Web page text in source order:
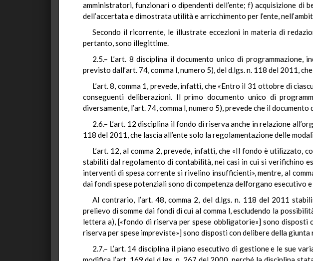
amministratori, funzionari o dipendenti dell’ente; f) acquisizione di
dell’accertata e dimostrata utilità e arricchimento per l’ente,
Secondo il ricorrente, le illustrate eccezioni in materia di
pertanto, sono illegittime.
2.5.– L’art. 8 disciplina il documento unico di
previsto dall’art. 74, comma l, numero 5), del d.lgs. n. 118 del 2011,
L’art. 8, comma 1, prevede, infatti, che «Entro il 31 ottobre di
conseguenti deliberazioni. Il primo documento unico di
diversamente, l’art. 74, comma l, numero 5), prevede che il
2.6.– L’art. 12 disciplina il fondo di riserva anche in relazione
118 del 2011, che lascia all’ente solo la regolamentazione delle
L’art. 12, al comma 2, prevede, infatti, che «Il fondo è utilizzato,
stabiliti dal regolamento di contabilità, nei casi in cui si verifichino
interventi di spesa corrente si rivelino insufficienti», mentre, al
dai fondi spese potenziali sono di competenza dell’organo esecutivo
Al contrario, l’art. 48, comma 2, del d.lgs. n. 118 del 2011
prelievo di somme dai fondi di cui al comma l, escludendo la
lettera a), [«fondo di riserva per spese obbligatorie»] sono
riserva per spese impreviste»] sono disposti con delibere della giunta
2.7.– L’art. 14 disciplina il piano esecutivo di gestione e le sue